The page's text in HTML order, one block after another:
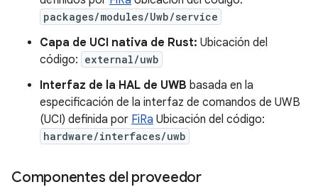
packages/modules/Uwb/service
Capa de UCI nativa de Rust: Ubicación del
código: external/uwb
Interfaz de la HAL de UWB basada en la
especificación de la interfaz de comandos de UWB
(UCI) definida por FiRa Ubicación del código:
hardware/interfaces/uwb
Componentes del proveedor